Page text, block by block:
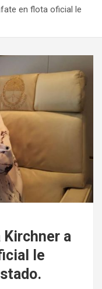
en flota oficial le
Kirchner a
le